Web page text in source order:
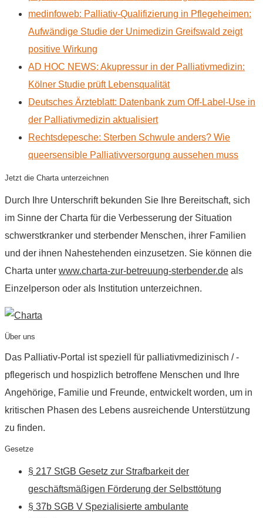
medinfoweb: Palliativ-Qualifizierung in Pflegeheimen:
Aufwändige Studie der Unimedizin Greifswald zeigt
positive Wirkung
AD HOC NEWS: Akupressur in der Palliativmedizin:
Kölner Studie prüft Lebensqualität
Deutsches Ärzteblatt: Datenbank zum Off-Label-Use in
der Palliativmedizin aktualisiert
Rechtsdepesche: Sterben Schwule anders? Wie
queersensible Palliativversorgung aussehen muss
Jetzt die Charta unterzeichnen
Durch Ihre Unterschrift bekunden Sie Ihre Bereitschaft, sich
im Sinne der Charta für die Verbesserung der Situation
schwerstkranker und sterbender Menschen, ihrer Familien
und der ihnen Nahestehenden einzusetzen. Sie können die
Charta unter www.charta-zur-betreuung-sterbender.de als
Einzelperson oder als Institution unterzeichnen.
Über uns
Das Palliativ-Portal ist speziell für palliativmedizinisch / -
pflegerisch und hospizlich betroffene Menschen und Ihre
Angehörige, Familie und Freunde, entwickelt worden, um in
kritischen Phasen des Lebens ausreichende Unterstützung
zu finden.
Gesetze
§ 217 StGB Gesetz zur Strafbarkeit der
geschäftsmäßigen Förderung der Selbsttötung
§ 37b SGB V Spezialisierte ambulante